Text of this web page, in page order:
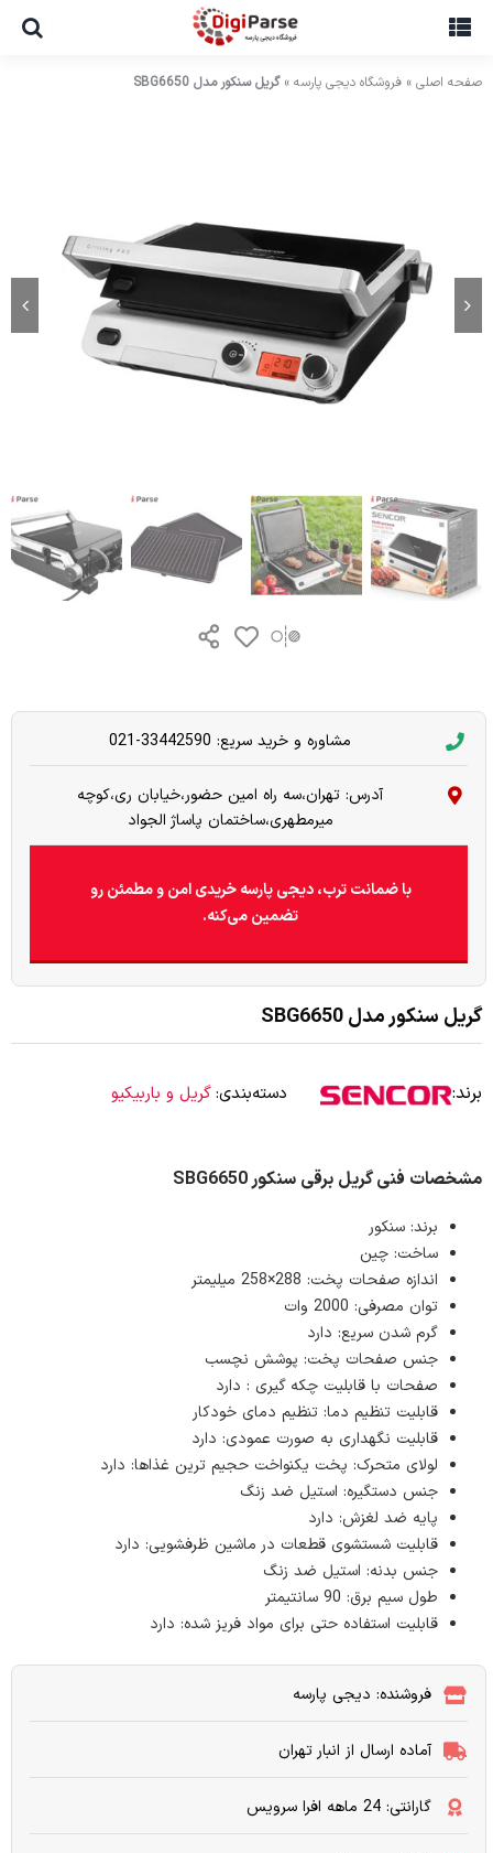
صفحه اصلی » فروشگاه دیجی پارسه »گریل سنکور مدل SBG6650
مشاوره و خرید سریع: 33442590-021
آدرس: تهران،سه راه امین حضور،خیابان ری،کوچه
میرمطهری،ساختمان پاساژ الجواد
با ضمانت ترب، دیجی پارسه خریدی امن و مطمئن رو
تضمین می‌کنه.
گریل سنکور مدل SBG6650
برند: دسته‌بندی:گریل و باربیکیو
مشخصات فنی گریل برقی سنکور SBG6650
برند: سنکور
ساخت: چین
اندازه صفحات پخت: 288×258 میلیمتر
توان مصرفی: 2000 وات
گرم شدن سریع: دارد
جنس صفحات پخت: پوشش نچسب
صفحات با قابلیت چکه گیری : دارد
قابلیت تنظیم دما: تنظیم دمای خودکار
قابلیت نگهداری به صورت عمودی: دارد
لولای متحرک: پخت یکنواخت حجیم ترین غذاها: دارد
جنس دستگیره: استیل ضد زنگ
پایه ضد لغزش: دارد
قابلیت شستشوی قطعات در ماشین ظرفشویی: دارد
جنس بدنه: استیل ضد زنگ
طول سیم برق: 90 سانتیمتر
قابلیت استفاده حتی برای مواد فریز شده: دارد
فروشنده: دیجی پارسه
آماده ارسال از انبار تهران
گارانتی: 24 ماهه افرا سرویس